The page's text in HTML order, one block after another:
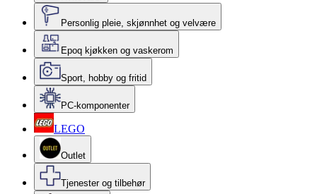
Personlig pleie, skjønnhet og velvære
Epoq kjøkken og vaskerom
Sport, hobby og fritid
PC-komponenter
LEGO
Outlet
Tjenester og tilbehør